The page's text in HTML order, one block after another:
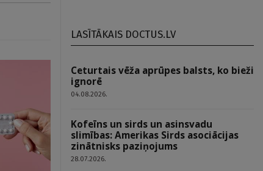
LASĪTĀKAIS DOCTUS.LV
Ceturtais vēža aprūpes balsts, ko bieži
ignorē
04.08.2026.
Kofeīns un sirds un asinsvadu
slimības: Amerikas Sirds asociācijas
zinātnisks paziņojums
28.07.2026.